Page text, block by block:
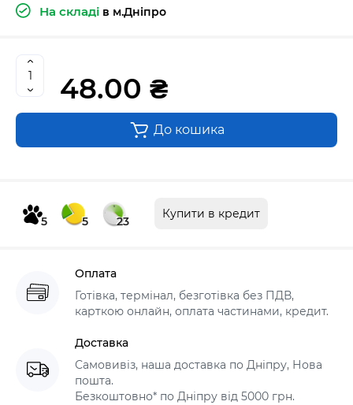
На складі в м.Дніпро
48.00 ₴
До кошика
5 5 23
Купити в кредит
Оплата
Готівка, термінал, безготівка без ПДВ,
карткою онлайн, оплата частинами, кредит.
Доставка
Самовивіз, наша доставка по Дніпру, Нова
пошта.
Безкоштовно* по Дніпру від 5000 грн.